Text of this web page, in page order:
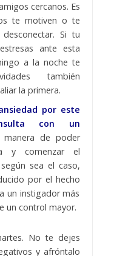
cercanos. Es
te motiven o te
Si tu
ante esta
a la noche te
también
la primera.
por este
con un
de poder
y comenzar el
sea el caso,
por el hecho
un instigador más
un control mayor.
No te dejes
y afróntalo